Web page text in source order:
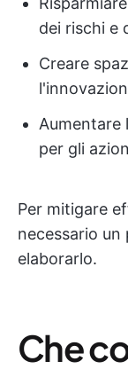
dei rischi e
Creare
Aumentare
per gli
Per mitigare
necessario un
elaborarlo.
Che